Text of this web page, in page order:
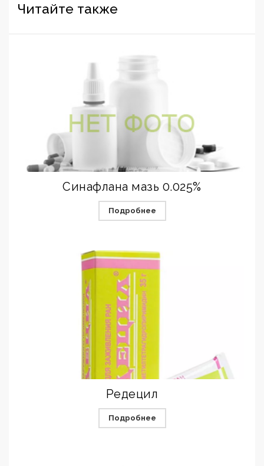
Читайте также
Синафлана мазь 0.025%
Подробнее
Редецил
Подробнее